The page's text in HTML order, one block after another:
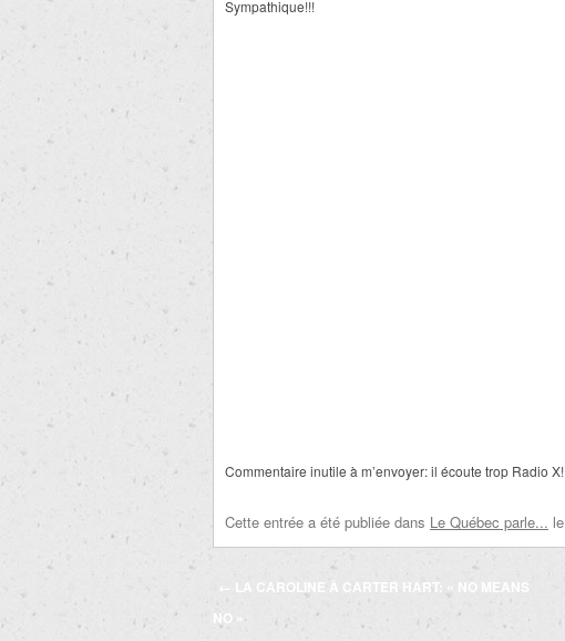
Sympathique!!!
Commentaire inutile à m’envoyer: il écoute trop Radio X!
Cette entrée a été publiée dans Le Québec parle... le
Navigation
des
←
LA CAROLINE À CARTER HART: « NO MEANS
NO »